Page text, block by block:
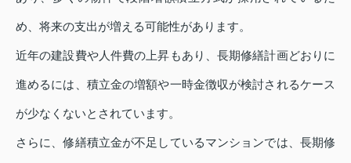
め、将来の支出が増える可能性があります。
近年の建設費や人件費の上昇もあり、長期修繕計画どおりに
進めるには、積立金の増額や一時金徴収が検討されるケース
が少なくないとされています。
さらに、修繕積立金が不足しているマンションでは、長期修